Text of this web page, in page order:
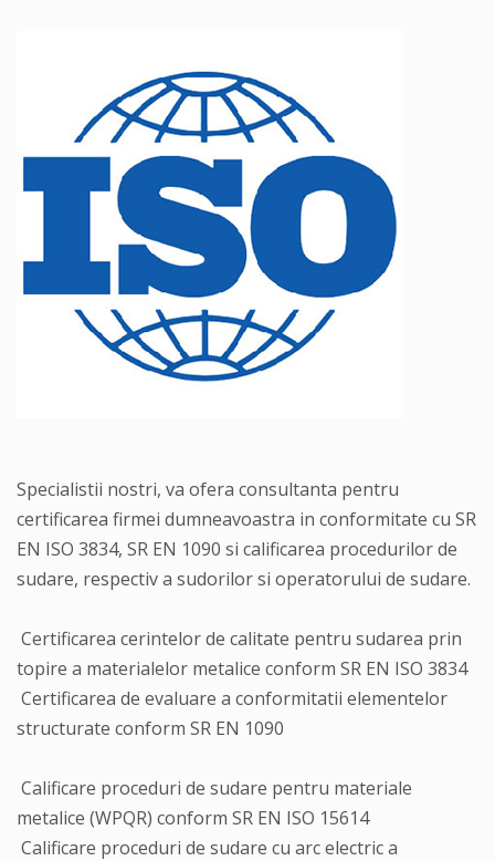
Specialistii nostri, va ofera consultanta pentru
certificarea firmei dumneavoastra in conformitate cu SR
EN ISO 3834, SR EN 1090 si calificarea procedurilor de
sudare, respectiv a sudorilor si operatorului de sudare.
Certificarea cerintelor de calitate pentru sudarea prin
topire a materialelor metalice conform SR EN ISO 3834
Certificarea de evaluare a conformitatii elementelor
structurate conform SR EN 1090
Calificare proceduri de sudare pentru materiale
metalice (WPQR) conform SR EN ISO 15614
Calificare proceduri de sudare cu arc electric a